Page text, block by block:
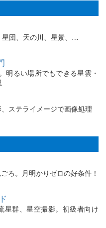
星団、天の川、星景、…
明るい場所でもできる星雲・
ステライメージで画像処理
ろ。月明かりゼロの好条件！
星群、星空撮影。初級者向け